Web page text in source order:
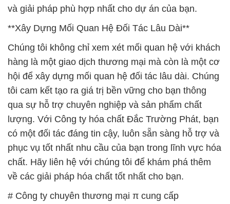
và giải pháp phù hợp nhất cho dự án của bạn.
**Xây Dựng Mối Quan Hệ Đối Tác Lâu Dài**
Chúng tôi không chỉ xem xét mối quan hệ với khách
hàng là một giao dịch thương mại mà còn là một cơ
hội để xây dựng mối quan hệ đối tác lâu dài. Chúng
tôi cam kết tạo ra giá trị bền vững cho bạn thông
qua sự hỗ trợ chuyên nghiệp và sản phẩm chất
lượng. Với Công ty hóa chất Đắc Trường Phát, bạn
có một đối tác đáng tin cậy, luôn sẵn sàng hỗ trợ và
phục vụ tốt nhất nhu cầu của bạn trong lĩnh vực hóa
chất. Hãy liên hệ với chúng tôi để khám phá thêm
về các giải pháp hóa chất tốt nhất cho bạn.
# Công ty chuyên thương mại π cung cấp